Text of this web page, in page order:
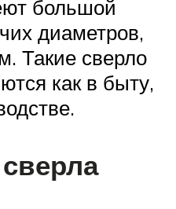
большой
диаметров,
Такие сверло
как в быту,